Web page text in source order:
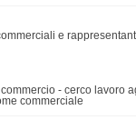
e
- cerco lavoro
commerciale